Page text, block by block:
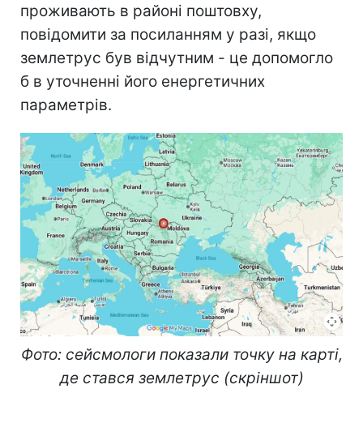
проживають в районі поштовху,
повідомити за посиланням у разі, якщо
землетрус був відчутним - це допомогло
б в уточненні його енергетичних
параметрів.
Фото: сейсмологи показали точку на карті,
де стався землетрус (скріншот)